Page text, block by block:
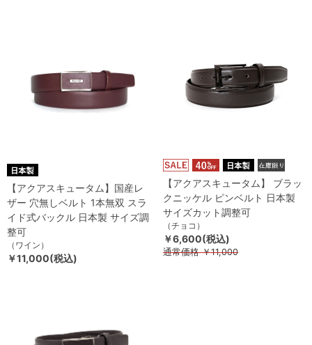
【アクアスキュータム】国産レ
ザー 穴無しベルト 1本無双 スラ
イド式バックル 日本製 サイズ調
整可
（ワイン）
￥11,000(税込)
【アクアスキュータム】 ブラッ
クニッケル ピンベルト 日本製
サイズカット調整可
（チョコ）
￥6,600(税込)
通常価格￥11,000